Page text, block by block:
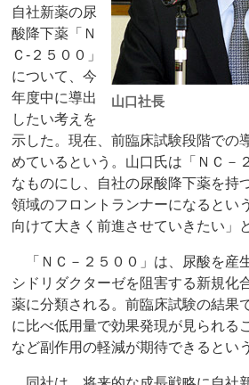
山口社長
自社新薬の尿
酸降下薬「Ｎ
Ｃ‐２５００」
について、今
年度中に導出
したい考えを
示した。現在、前臨床試験段階での
めているという。山口氏は「ＮＣ－
なものにし、自社の尿酸降下薬を持
領域のフロントランナーになるとい
向けて大きく前進させていきたい」
「ＮＣ－２５００」は、尿酸を産
シドリダクターゼを阻害する新規化
薬に分類される。前臨床試験の結果
に比べ低用量で効果発現が見られる
など副作用の軽減が期待できるとい